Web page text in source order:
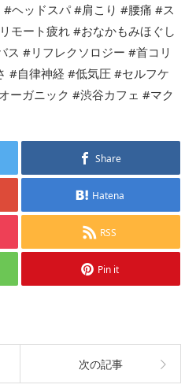
#ヘッドスパ #肩こり #腰痛 #ス
モート疲れ #おなかもみほぐし
ス #リフレクソロジー #首コリ
#自律神経 #低気圧 #セルフケ
ーガニック #渋谷カフェ #マク
Share
Hatena
RSS
Pin it
次の記事